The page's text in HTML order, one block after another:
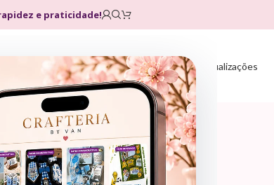
e praticidade!
Home Loja Planos Atualizações
Datas Comemorativas > Novembro Azul